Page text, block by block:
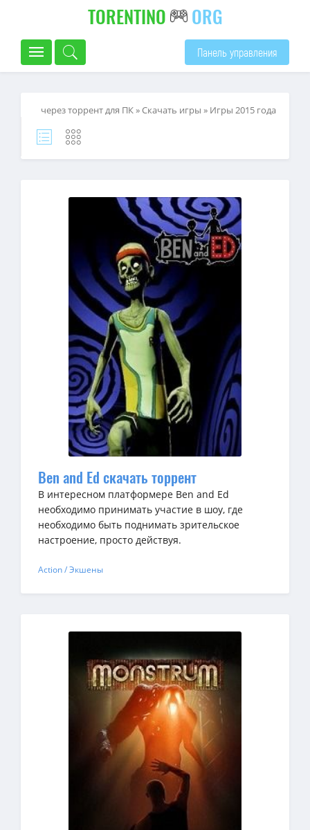
TORENTINO ORG
Панель управления
через торрент для ПК»Скачать игры » Игры 2015 года
Ben and Ed скачать торрент
В интересном платформере Ben and Ed
необходимо принимать участие в шоу, где
необходимо быть поднимать зрительское
настроение, просто действуя.
Action / Экшены